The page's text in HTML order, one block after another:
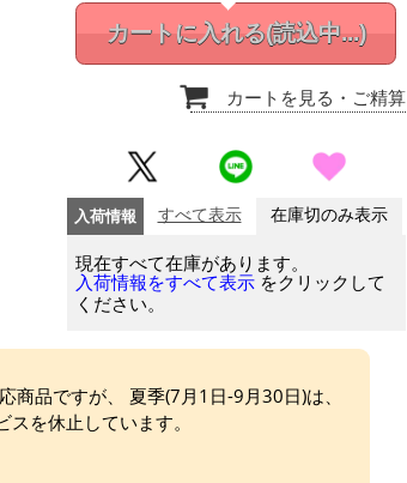
カートに入れる(読込中...)
カートを見る ・ご精算
入荷情報 すべて表示 在庫切のみ表示
現在すべて在庫があります。
入荷情報をすべて表示 をクリックして
ください。
商品ですが、 夏季(7月1日-9月30日)は、
を休止しています。